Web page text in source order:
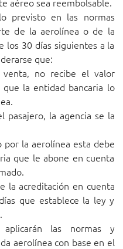
previsto en las normas
de la aerolínea o de la
los 30 días siguientes a la
que:
no recibe el valor
la entidad bancaria lo
pasajero, la agencia se la
por la aerolínea esta debe
que le abone en cuenta
la acreditación en cuenta
que establece la ley y
las normas y
aerolínea con base en el